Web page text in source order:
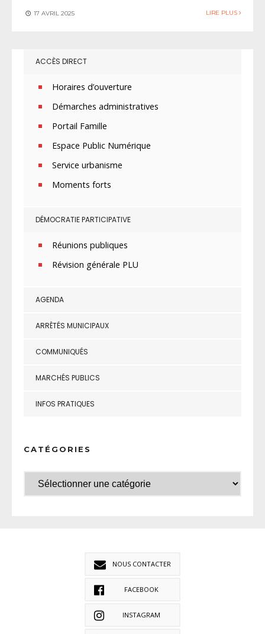
17 AVRIL 2025 LIRE PLUS
ACCÈS DIRECT
Horaires d’ouverture
Démarches administratives
Portail Famille
Espace Public Numérique
Service urbanisme
Moments forts
DÉMOCRATIE PARTICIPATIVE
Réunions publiques
Révision générale PLU
AGENDA
ARRÊTÉS MUNICIPAUX
COMMUNIQUÉS
MARCHÉS PUBLICS
INFOS PRATIQUES
CATÉGORIES
NOUS CONTACTER
FACEBOOK
INSTAGRAM